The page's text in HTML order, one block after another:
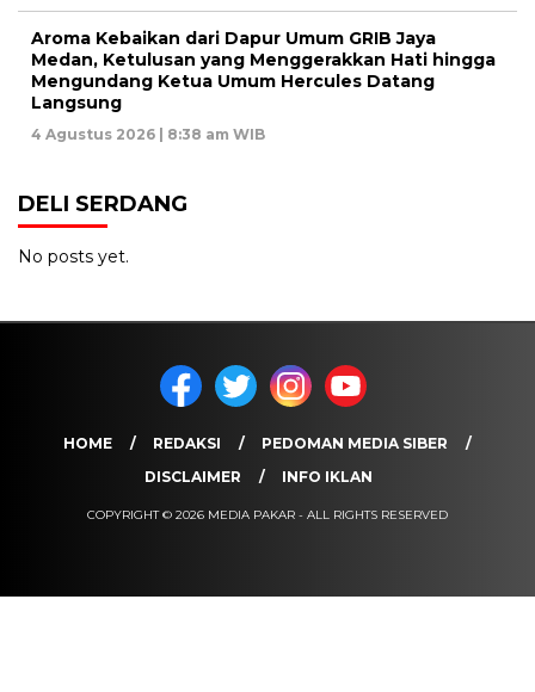
Aroma Kebaikan dari Dapur Umum GRIB Jaya
Medan, Ketulusan yang Menggerakkan Hati hingga
Mengundang Ketua Umum Hercules Datang
Langsung
4 Agustus 2026 | 8:38 am WIB
DELI SERDANG
No posts yet.
HOME REDAKSI
PEDOMAN MEDIA SIBER
DISCLAIMER
INFO IKLAN
COPYRIGHT © 2026 MEDIA PAKAR - ALL RIGHTS RESERVED